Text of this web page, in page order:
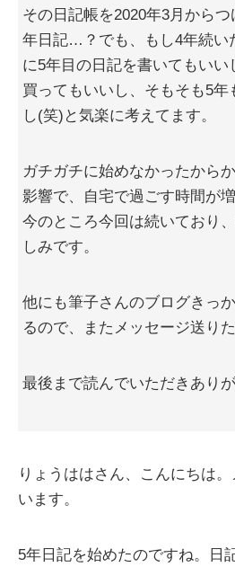
その日記帳を2020年3月から
年日記…？でも、もし4年続い
に5年目の日記を書いてもいい
買ってもいいし、そもそも5年
し(笑)と気楽に考えてます。
ガチガチに始めなかったから
影響で、自宅で過ごす時間が
今のところ今回は続いており
しみです。
他にも筆子さんのブログきっ
るので、またメッセージ送り
最後まで読んでいただきあり
りょうははさん、こんにちは
います。
5年日記を始めたのですね。日